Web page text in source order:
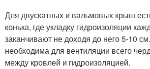
Для двускатных и вальмовых крыш
конька, где укладку гидроизоляции
заканчивают не доходя до него 5-10
необходима для вентиляции всего
между кровлей и гидроизоляцией.